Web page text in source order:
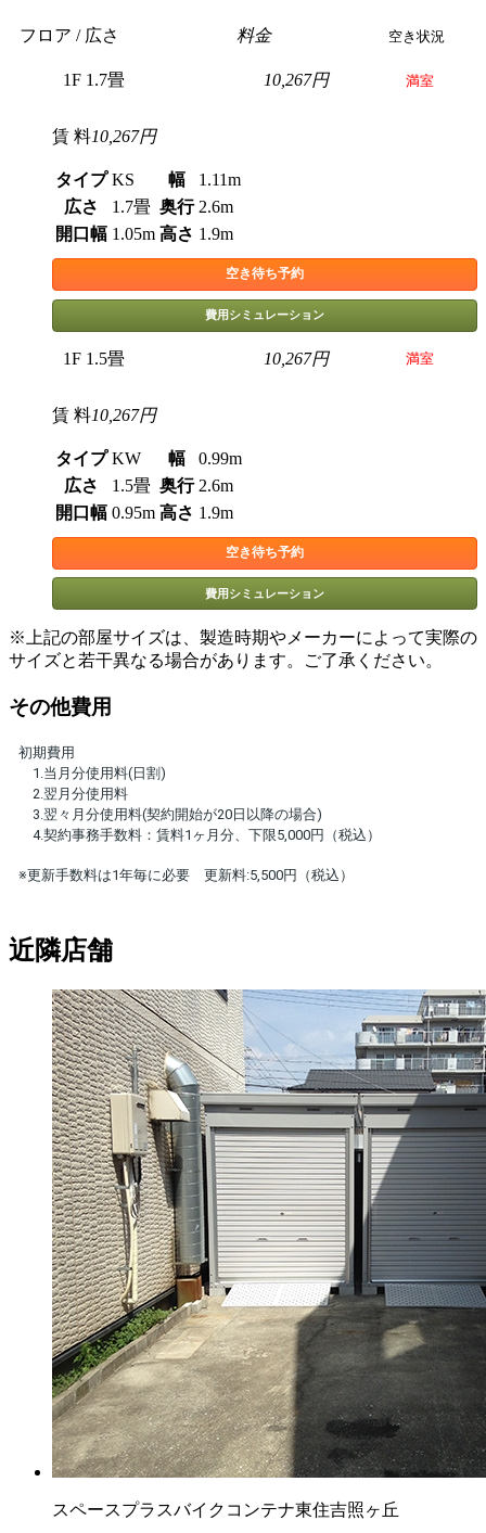
フロア / 広さ 料金 空き状況
1F 1.7畳 10,267円 満室
賃 料10,267円
タイプ KS 幅
1.11m
広さ
1.7畳 奥行 2.6m
開口幅 1.05m 高さ 1.9m
空き待ち予約
費用シミュレーション
1F 1.5畳 10,267円 満室
賃 料10,267円
タイプ KW 幅
0.99m
広さ
1.5畳 奥行 2.6m
開口幅 0.95m 高さ 1.9m
空き待ち予約
費用シミュレーション
※上記の部屋サイズは、製造時期やメーカーによって実際の
サイズと若干異なる場合があります。ご了承ください。
その他費用
初期費用
1.当月分使用料(日割)
2.翌月分使用料
3.翌々月分使用料(契約開始が20日以降の場合)
4.契約事務手数料：賃料1ヶ月分、下限5,000円（税込）
※更新手数料は1年毎に必要 更新料:5,500円（税込）
近隣店舗
スペースプラスバイクコンテナ東住吉照ヶ丘